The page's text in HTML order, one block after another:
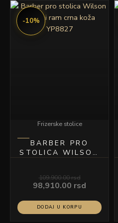
-10%
Frizerske stolice
BARBER PRO
STOLICA WILSON
YP8827
109,900.00rsd
Originalna
cena
je
bila:
98,910.00 rsd
cena
je:
DODAJ U KORPU